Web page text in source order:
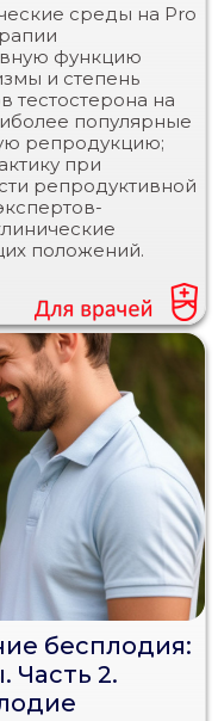
среды на Pro
функцию
и степень
тестостерона на
популярные
репродукцию;
при
репродуктивной
положений.
бесплодия:
Часть 2.